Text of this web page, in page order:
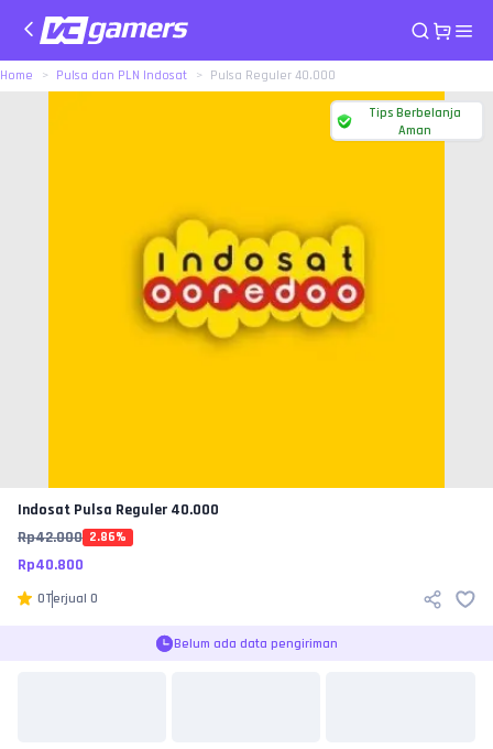
Home Pulsa dan PLN Indosat Pulsa Reguler 40.000
Tips Berbelanja
Aman
Indosat Pulsa Reguler 40.000
Rp42.000 2.86%
Rp40.800
0Terjual 0
Belum ada data pengiriman